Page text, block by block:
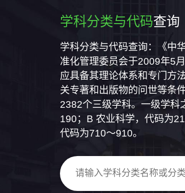
学科分类与代码查询
学科分类与代码查询：《中
准化管理委员会于2009年5
应具备其理论体系和专门方
关专著和出版物的问世等条
2382个三级学科。一级学科
190；B 农业科学，代码为
代码为710～910。